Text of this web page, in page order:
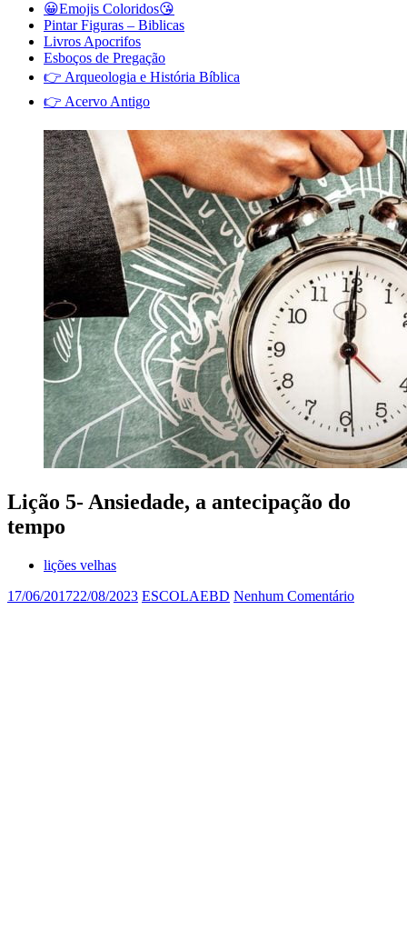
😀Emojis Coloridos😘
Pintar Figuras – Biblicas
Livros Apocrifos
Esboços de Pregação
👉 Arqueologia e História Bíblica
👉 Acervo Antigo
Lição 5- Ansiedade, a antecipação do
tempo
lições velhas
17/06/201722/08/2023 ESCOLAEBD Nenhum Comentário